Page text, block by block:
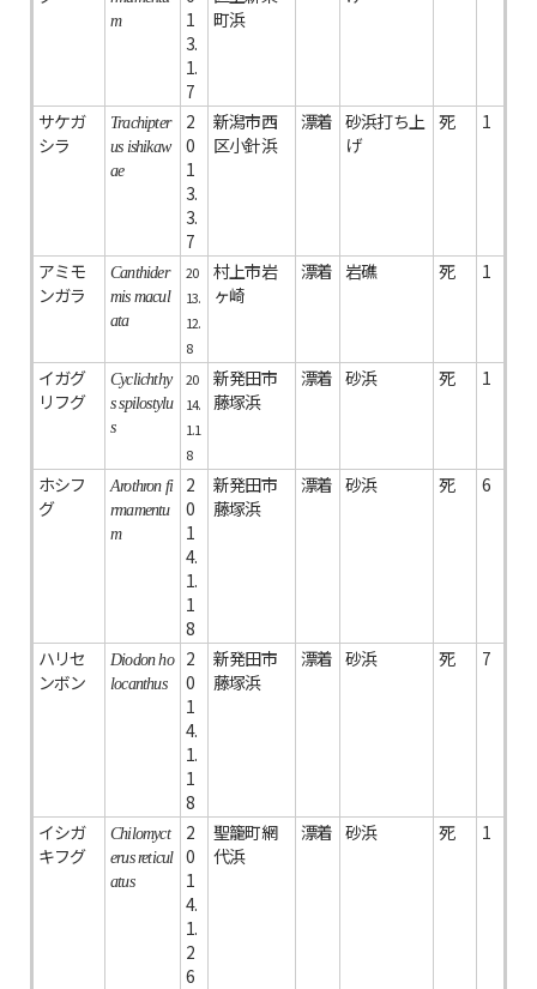
m
1
3.
1.
7
町浜
サケガ
シラ
Trachipter
us ishikaw
ae
2
0
1
3.
3.
7
新潟市西
区小針浜
漂着 砂浜打ち上
げ
死 1
アミモ
ンガラ
Canthider
mis macul
ata
20
13.
12.
8
村上市岩
ヶ崎
漂着 岩礁 死 1
イガグ
リフグ
Cyclichthy
s spilostylu
s
20
14.
1.1
8
新発田市
藤塚浜
漂着 砂浜 死 1
ホシフ
グ
Arothron fi
rmamentu
m
2
0
1
4.
1.
1
8
新発田市
藤塚浜
漂着 砂浜 死 6
ハリセ
ンボン
Diodon ho
locanthus
2
0
1
4.
1.
1
8
新発田市
藤塚浜
漂着 砂浜 死 7
イシガ
キフグ
Chilomyct
erus reticul
atus
2
0
1
4.
1.
2
6
聖籠町網
代浜
漂着 砂浜 死 1